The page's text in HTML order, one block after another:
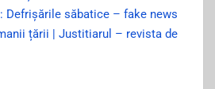
Defrișările săbatice – fake news
țării | Justitiarul – revista de